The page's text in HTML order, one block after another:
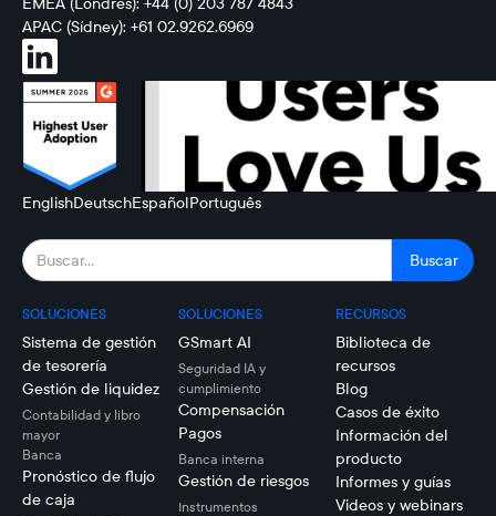
APAC (Sídney): +61 02.9262.6969
EnglishDeutschEspañolPortuguês
SOLUCIONES
Sistema de gestión
de tesorería
Gestión de liquidez
Contabilidad y libro
mayor
Banca
Pronóstico de flujo
de caja
SOLUCIONES
GSmart AI
Seguridad IA y
cumplimiento
Compensación
Pagos
Banca interna
Gestión de riesgos
Instrumentos
RECURSOS
Biblioteca de
recursos
Blog
Casos de éxito
Información del
producto
Informes y guías
Videos y webinars